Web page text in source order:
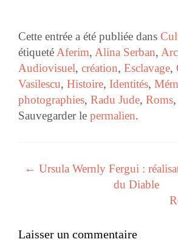
Cette entrée a été publiée dans
étiqueté Aferim, Alina Serban,
Audiovisuel, création, Esclavage,
Vasilescu, Histoire, Identités,
photographies, Radu Jude, Roms,
Sauvegarder le permalien.
Navigation des articles
← Ursula Wernly Fergui :
du Diable
Laisser un commentaire